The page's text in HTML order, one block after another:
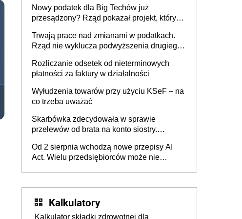
Nowy podatek dla Big Techów już
przesądzony? Rząd pokazał projekt, który
Trwają prace nad zmianami w podatkach.
Rząd nie wyklucza podwyższenia drugiego
Rozliczanie odsetek od nieterminowych
płatności za faktury w działalności
Wyłudzenia towarów przy użyciu KSeF – na
co trzeba uważać
Skarbówka zdecydowała w sprawie
przelewów od brata na konto siostry.
darowizna, ale podatku jednak nie będzie
Od 2 sierpnia wchodzą nowe przepisy AI
Act. Wielu przedsiębiorców może nie
Kalkulatory
Kalkulator składki zdrowotnej dla